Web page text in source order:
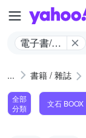
電子書/閱
書籍 / 雜誌
全部
分類
文石 BOOX